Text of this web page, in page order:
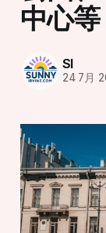
中心等
SI
24 7月